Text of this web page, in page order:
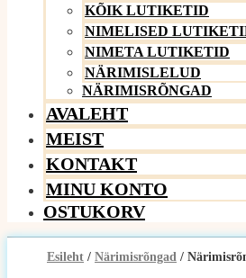
KÕIK LUTIKETID
NIMELISED
NIMETA LUTIKETID
NÄRIMISLELUD
NÄRIMISRÕNGAD
AVALEHT
MEIST
KONTAKT
MINU KONTO
OSTUKORV
Esileht / Närimisrõngad /